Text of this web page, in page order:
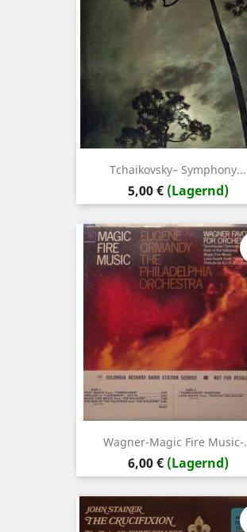
Tchaikovsky‎– Symphony...
Preis
5,00 € (Lagernd)
Wagner-Magic Fire Music-
Preis
6,00 € (Lagernd)